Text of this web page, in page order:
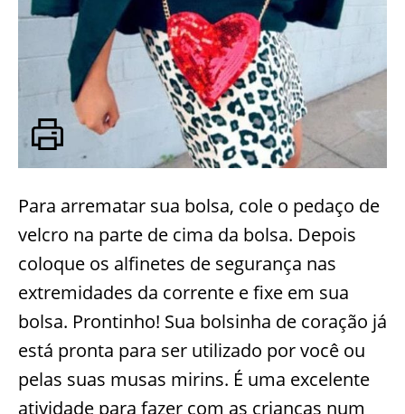
Para arrematar sua bolsa, cole o pedaço de
velcro na parte de cima da bolsa. Depois
coloque os alfinetes de segurança nas
extremidades da corrente e fixe em sua
bolsa. Prontinho! Sua bolsinha de coração já
está pronta para ser utilizado por você ou
pelas suas musas mirins. É uma excelente
atividade para fazer com as crianças num